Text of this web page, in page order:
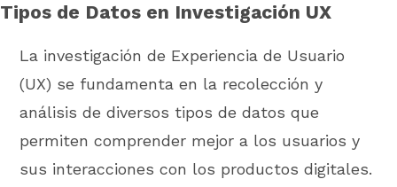
Tipos de Datos en Investigación UX
La investigación de Experiencia de Usuario
(UX) se fundamenta en la recolección y
análisis de diversos tipos de datos que
permiten comprender mejor a los usuarios y
sus interacciones con los productos digitales.